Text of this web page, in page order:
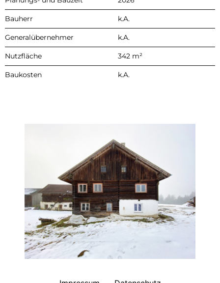
Bauherr k.A.
Generalübernehmer k.A.
Nutzfläche 342 m²
Baukosten k.A.